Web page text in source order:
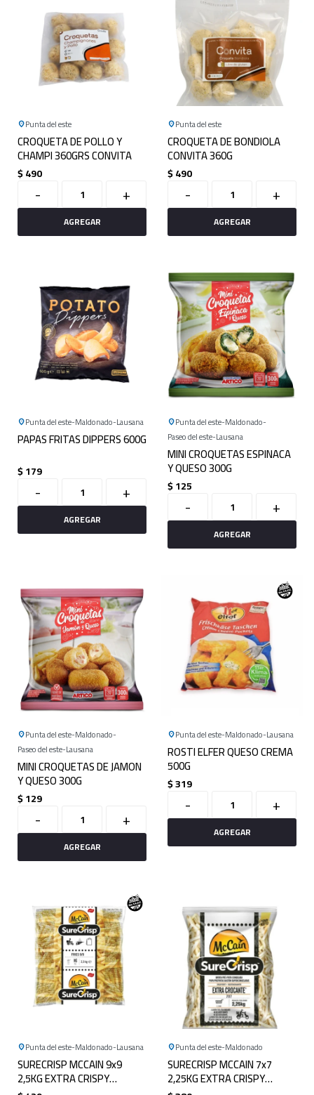
Punta del este
CROQUETA DE POLLO Y
CHAMPI 360GRS CONVITA
$490
- +
Punta del este
CROQUETA DE BONDIOLA
CONVITA 360G
$490
- +
Punta del este Maldonado Lausana
PAPAS FRITAS DIPPERS 600G
$179
- +
Punta del este Maldonado
Paseo del este Lausana
MINI CROQUETAS ESPINACA
Y QUESO 300G
$125
- +
Punta del este Maldonado
Paseo del este Lausana
MINI CROQUETAS DE JAMON
Y QUESO 300G
$129
- +
Punta del este Maldonado Lausana
ROSTI ELFER QUESO CREMA
500G
$319
- +
Punta del este Maldonado Lausana
SURECRISP MCCAIN 9x9
2,5KG EXTRA CRISPY
Punta del este Maldonado
SURECRISP MCCAIN 7x7
2,25KG EXTRA CRISPY